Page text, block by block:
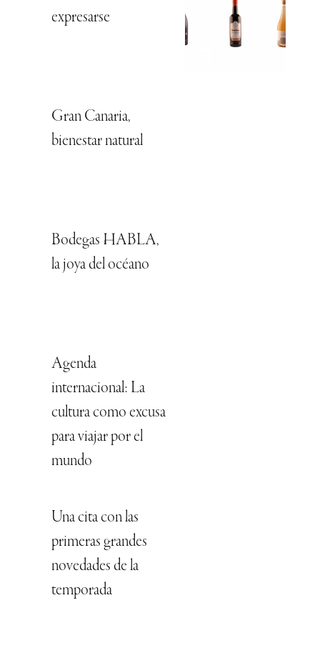
expresarse
Gran Canaria,
bienestar natural
Bodegas HABLA,
la joya del océano
Agenda
internacional: La
cultura como excusa
para viajar por el
mundo
Una cita con las
primeras grandes
novedades de la
temporada